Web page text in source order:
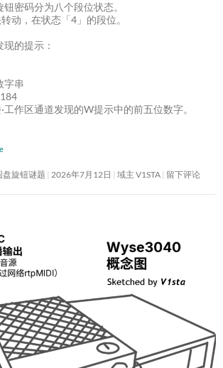
密码分为八个段位状态。
动，在状态「4」的段位。
的提示：
字串
工作区通道发现的W提示中的前五位数字。
盘旋钮谜题 2026年7月12日 域主 V1STA 留下评论